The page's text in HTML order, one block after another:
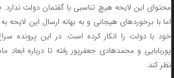
محتوای این لایحه هیچ تناسبی با گفتمان دولت
اما با برخورد‌های هیجانی و به بهانه ارسال این
خود با دولت را انکار کرده است. در این پرونده
پوربابایی و محمد‌هادی جعفرپور رفته تا درباره
نظر کند.